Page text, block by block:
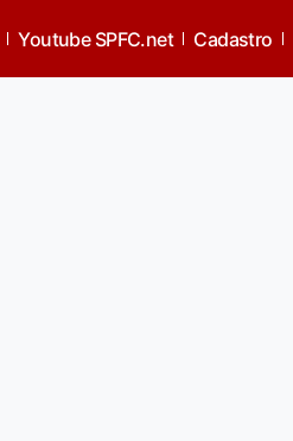
Youtube SPFC.net Cadastro